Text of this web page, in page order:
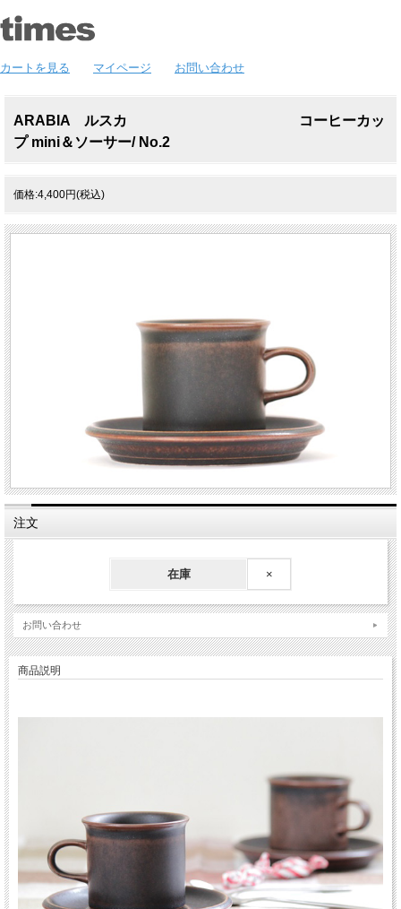
カートを見る マイページ お問い合わせ
ARABIA ルスカ コーヒーカッ
プ mini＆ソーサー/ No.2
価格:4,400円(税込)
注文
在庫 ×
お問い合わせ
商品説明